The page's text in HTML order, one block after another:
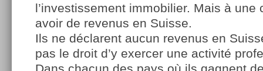
l’investissement immobilier. Mais à une
avoir de revenus en Suisse.
Ils ne déclarent aucun revenus en
pas le droit d’y exercer une activité